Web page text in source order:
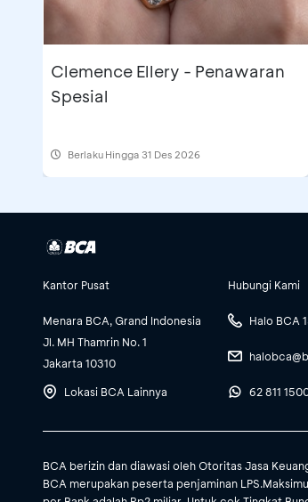
Clemence Ellery - Penawaran
Spesial
Berlaku Hingga 31 Des 2026
Kantor Pusat
Menara BCA, Grand Indonesia
Jl. MH Thamrin No. 1
Jakarta 10310
Lokasi BCA Lainnya
Hubungi Kami
Halo BCA
62 811
BCA berizin dan diawasi oleh Otoritas Jasa
BCA merupakan peserta penjaminan